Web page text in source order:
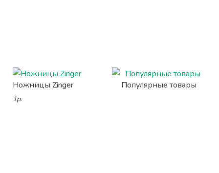
Ножницы Zinger
1р.
Популярные товары